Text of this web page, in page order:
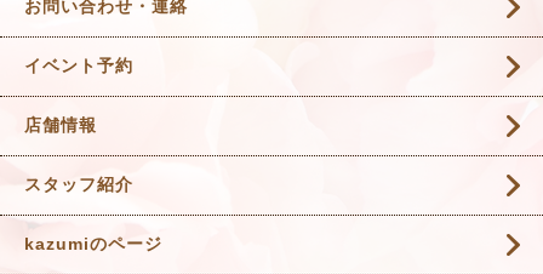
お問い合わせ・連絡
イベント予約
店舗情報
スタッフ紹介
kazumiのページ